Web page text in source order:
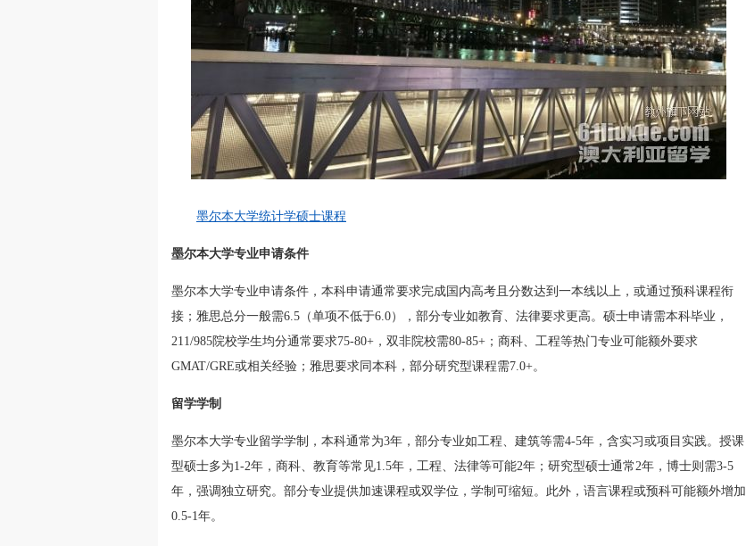
墨尔本大学统计学硕士课程
墨尔本大学专业申请条件
墨尔本大学专业申请条件，本科申请通常要求完成国内高考且分数达到一本线以上，或通过预科课程衔
接；雅思总分一般需6.5（单项不低于6.0），部分专业如教育、法律要求更高。硕士申请需本科毕业，
211/985院校学生均分通常要求75-80+，双非院校需80-85+；商科、工程等热门专业可能额外要求
GMAT/GRE或相关经验；雅思要求同本科，部分研究型课程需7.0+。
留学学制
墨尔本大学专业留学学制，本科通常为3年，部分专业如工程、建筑等需4-5年，含实习或项目实践。授课
型硕士多为1-2年，商科、教育等常见1.5年，工程、法律等可能2年；研究型硕士通常2年，博士则需3-5
年，强调独立研究。部分专业提供加速课程或双学位，学制可缩短。此外，语言课程或预科可能额外增加
0.5-1年。